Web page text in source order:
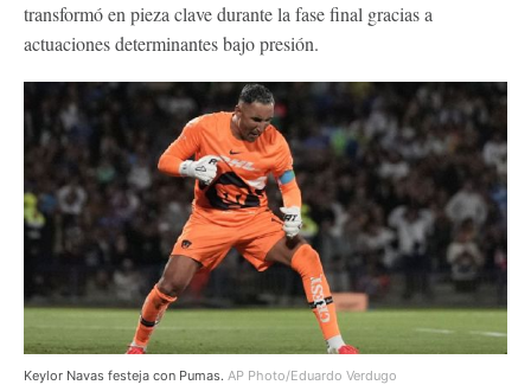
transformó en pieza clave durante la fase final gracias a
actuaciones determinantes bajo presión.
Keylor Navas festeja con Pumas. AP Photo/Eduardo Verdugo